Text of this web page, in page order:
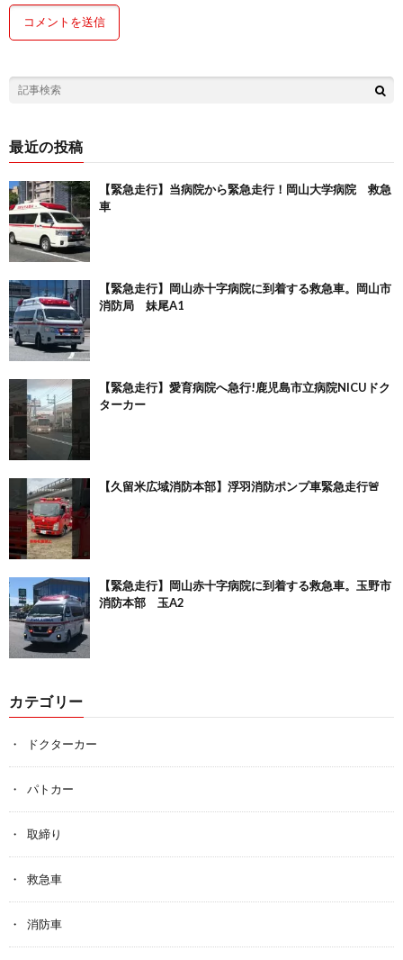
最近の投稿
【緊急走行】当病院から緊急走行！岡山大学病院 救急
車
【緊急走行】岡山赤十字病院に到着する救急車。岡山市
消防局 妹尾A1
【緊急走行】愛育病院へ急行!鹿児島市立病院NICUドク
ターカー
【久留米広域消防本部】浮羽消防ポンプ車緊急走行🚨
【緊急走行】岡山赤十字病院に到着する救急車。玉野市
消防本部 玉A2
カテゴリー
ドクターカー
パトカー
取締り
救急車
消防車